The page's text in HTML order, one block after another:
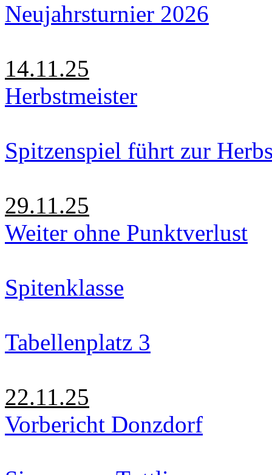
Neujahrsturnier 2026
14.11.25
Herbstmeister
Spitzenspiel führt zur
29.11.25
Weiter ohne Punktverlust
Spitenklasse
Tabellenplatz 3
22.11.25
Vorbericht Donzdorf